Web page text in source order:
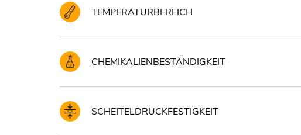
TEMPERATURBEREICH
CHEMIKALIENBESTÄNDIGKEIT
SCHEITELDRUCKFESTIGKEIT